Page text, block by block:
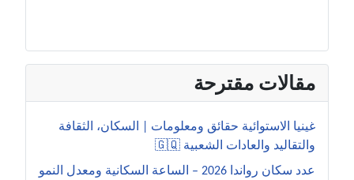
مقالات مقترحة
غينيا الاستوائية حقائق ومعلومات | السكان، الثقافة
والتقاليد والعادات الشعبية 🇬🇶
عدد سكان رواندا 2026 – الساعة السكانية ومعدل النمو